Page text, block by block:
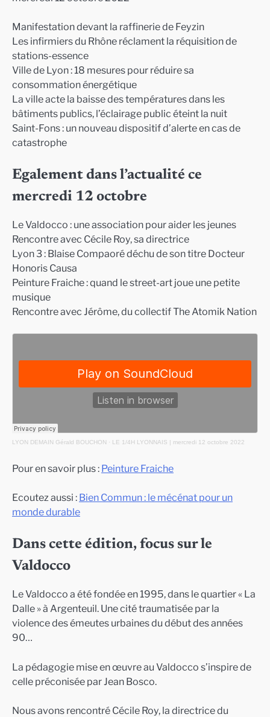
Manifestation devant la raffinerie de Feyzin
Les infirmiers du Rhône réclament la réquisition de
stations-essence
Ville de Lyon : 18 mesures pour réduire sa
consommation énergétique
La ville acte la baisse des températures dans les
bâtiments publics, l’éclairage public éteint la nuit
Saint-Fons : un nouveau dispositif d’alerte en cas de
catastrophe
Egalement dans l’actualité ce
mercredi 12 octobre
Le Valdocco : une association pour aider les jeunes
Rencontre avec Cécile Roy, sa directrice
Lyon 3 : Blaise Compaoré déchu de son titre Docteur
Honoris Causa
Peinture Fraiche : quand le street-art joue une petite
musique
Rencontre avec Jérôme, du collectif The Atomik Nation
LYON DEMAIN Gérald BOUCHON · LE 1/4H LYONNAIS | mercredi 12 octobre 2022
Pour en savoir plus : Peinture Fraiche
Ecoutez aussi : Bien Commun : le mécénat pour un
monde durable
Dans cette édition, focus sur le
Valdocco
Le Valdocco a été fondée en 1995, dans le quartier « La
Dalle » à Argenteuil. Une cité traumatisée par la
violence des émeutes urbaines du début des années
90…
La pédagogie mise en œuvre au Valdocco s’inspire de
celle préconisée par Jean Bosco.
Nous avons rencontré Cécile Roy, la directrice du